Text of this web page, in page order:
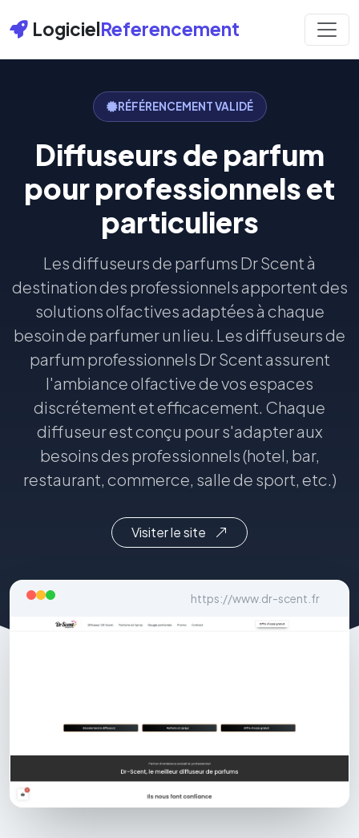
LogicielReferencement
RÉFÉRENCEMENT VALIDÉ
Diffuseurs de parfum
pour professionnels et
particuliers
Les diffuseurs de parfums Dr Scent à
destination des professionnels apportent des
solutions olfactives adaptées à chaque
besoin de parfumer un lieu. Les diffuseurs de
parfum professionnels Dr Scent assurent
l'ambiance olfactive de vos espaces
discrétement et efficacement. Chaque
diffuseur est conçu pour s'adapter aux
besoins des professionnels (hotel, bar,
restaurant, commerce, salle de sport, etc.)
Visiter le site
https://www.dr-scent.fr